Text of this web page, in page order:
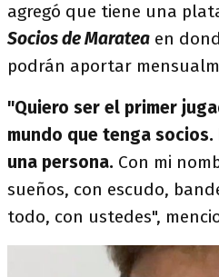
agregó que tiene una
Socios de Maratea en
podrán aportar
"Quiero ser el primer
mundo que tenga
una persona. Con mi
sueños, con escudo,
todo, con ustedes",